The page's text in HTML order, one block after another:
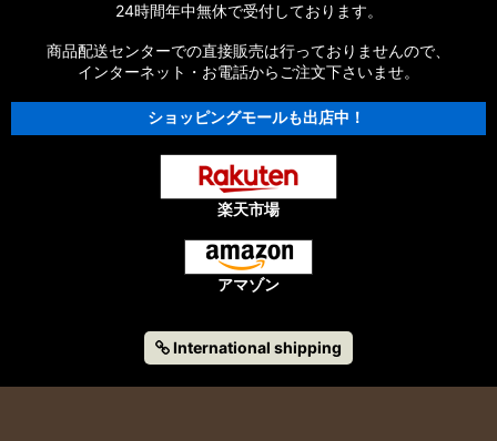
24時間年中無休で受付しております。
商品配送センターでの直接販売は行っておりませんので、
インターネット・お電話からご注文下さいませ。
ショッピングモールも出店中！
楽天市場
アマゾン
International shipping